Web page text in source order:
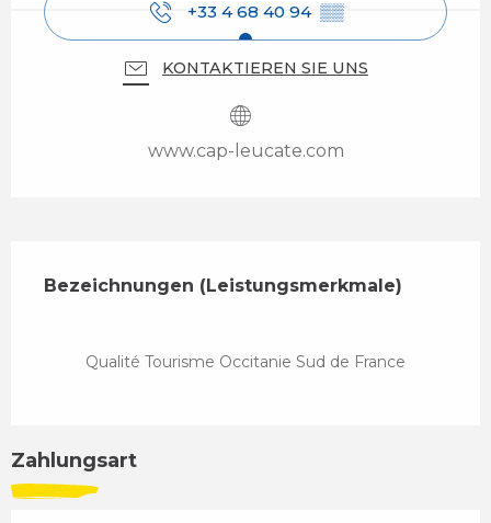
+33 4 68 40 94 ▒▒
KONTAKTIEREN SIE UNS
www.cap-leucate.com
Bezeichnungen (Leistungsmerkmale)
Bezeichnungen (Leistungsmerkmale)
Qualité Tourisme Occitanie Sud de France
Zahlungsart